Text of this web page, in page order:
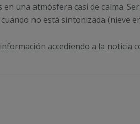
en una atmósfera casi de calma.
no está sintonizada (nieve
accediendo a la noticia